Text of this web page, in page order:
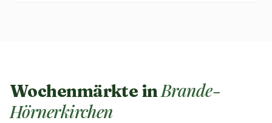
Wochenmärkte inBrande-
Hörnerkirchen